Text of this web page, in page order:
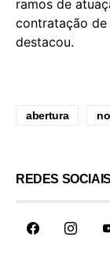
ramos de
contratação de
destacou.
abertura
REDES SOCIAIS